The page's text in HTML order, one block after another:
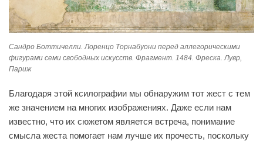
Сандро Боттичелли. Лоренцо Торнабуони перед аллегорическими
фигурами семи свободных искусств. Фрагмент. 1484. Фреска. Лувр,
Париж
Благодаря этой ксилографии мы обнаружим тот жест с тем
же значением на многих изображениях. Даже если нам
известно, что их сюжетом является встреча, понимание
смысла жеста помогает нам лучше их прочесть, поскольку